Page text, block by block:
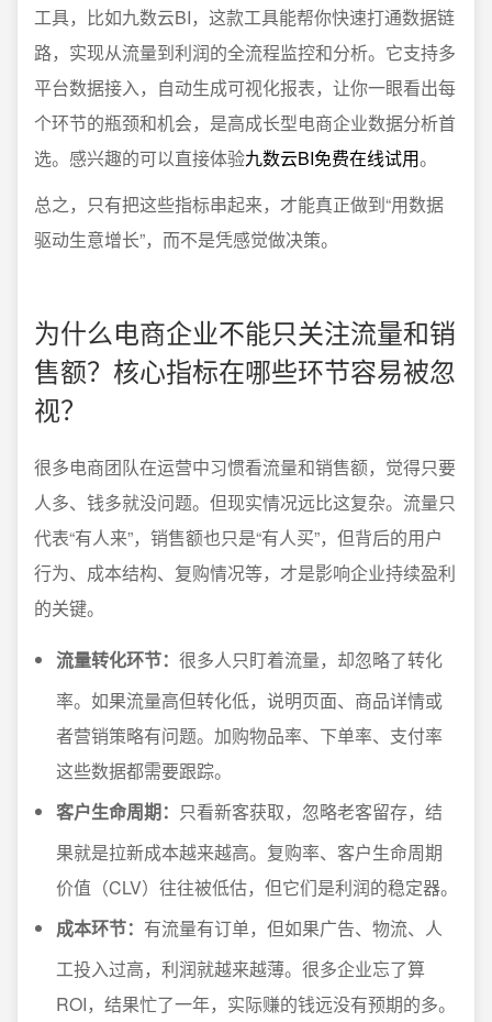
工具，比如九数云BI，这款工具能帮你快速打通数据链
路，实现从流量到利润的全流程监控和分析。它支持多
平台数据接入，自动生成可视化报表，让你一眼看出每
个环节的瓶颈和机会，是高成长型电商企业数据分析首
选。感兴趣的可以直接体验九数云BI免费在线试用。
总之，只有把这些指标串起来，才能真正做到“用数据
驱动生意增长”，而不是凭感觉做决策。
为什么电商企业不能只关注流量和销
售额？核心指标在哪些环节容易被忽
视？
很多电商团队在运营中习惯看流量和销售额，觉得只要
人多、钱多就没问题。但现实情况远比这复杂。流量只
代表“有人来”，销售额也只是“有人买”，但背后的用户
行为、成本结构、复购情况等，才是影响企业持续盈利
的关键。
流量转化环节： 很多人只盯着流量，却忽略了转化
率。如果流量高但转化低，说明页面、商品详情或
者营销策略有问题。加购物品率、下单率、支付率
这些数据都需要跟踪。
客户生命周期： 只看新客获取，忽略老客留存，结
果就是拉新成本越来越高。复购率、客户生命周期
价值（CLV）往往被低估，但它们是利润的稳定器。
成本环节： 有流量有订单，但如果广告、物流、人
工投入过高，利润就越来越薄。很多企业忘了算
ROI，结果忙了一年，实际赚的钱远没有预期的多。